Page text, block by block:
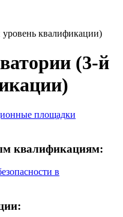
уровень квалификации)
(3-й
площадки
квалификациям:
в